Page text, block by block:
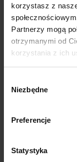
korzystasz z
Partnerzy mogą
otrzymanymi od
korzystania z ich
zgody
Niezbędne
Preferencje
Statystyka
Najlepiej działa w